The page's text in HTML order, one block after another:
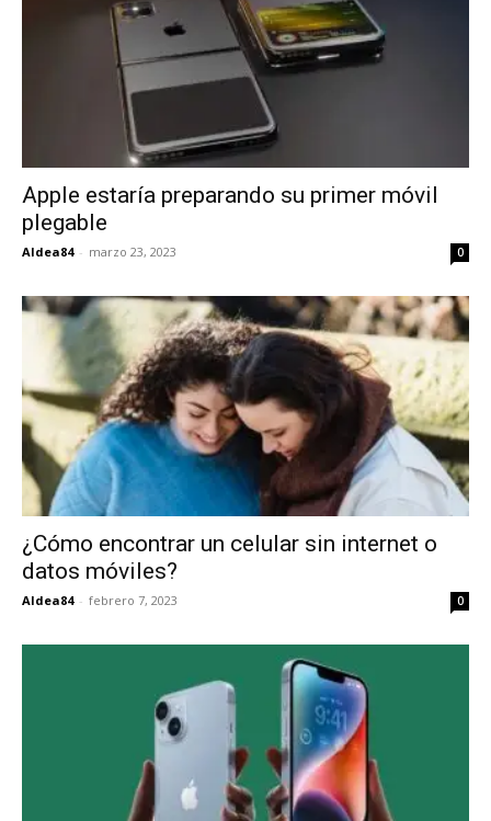
Apple estaría preparando su primer móvil
plegable
Aldea84 - marzo 23, 2023 0
¿Cómo encontrar un celular sin internet o
datos móviles?
Aldea84 - febrero 7, 2023 0